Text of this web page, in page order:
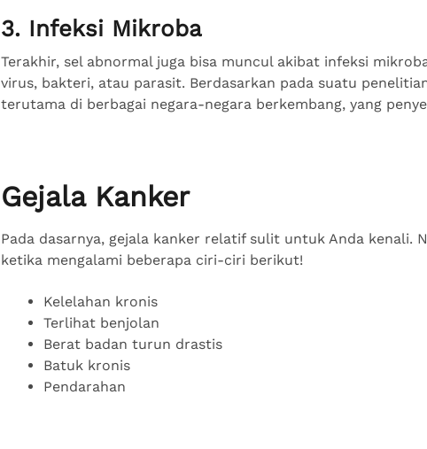
3. Infeksi Mikroba
Terakhir, sel abnormal juga bisa muncul akibat infeksi
virus, bakteri, atau parasit. Berdasarkan pada suatu
terutama di berbagai negara-negara berkembang, yang
Gejala Kanker
Pada dasarnya, gejala kanker relatif sulit untuk Anda kenali.
ketika mengalami beberapa ciri-ciri berikut!
Kelelahan kronis
Terlihat benjolan
Berat badan turun drastis
Batuk kronis
Pendarahan